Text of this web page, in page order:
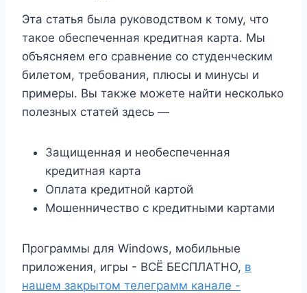
Эта статья была руководством к тому, что
такое обеспеченная кредитная карта. Мы
объясняем его сравнение со студенческим
билетом, требования, плюсы и минусы и
примеры. Вы также можете найти несколько
полезных статей здесь —
Защищенная и необеспеченная
кредитная карта
Оплата кредитной картой
Мошенничество с кредитными картами
Программы для Windows, мобильные
приложения, игры - ВСЁ БЕСПЛАТНО, в
нашем закрытом телеграмм канале -